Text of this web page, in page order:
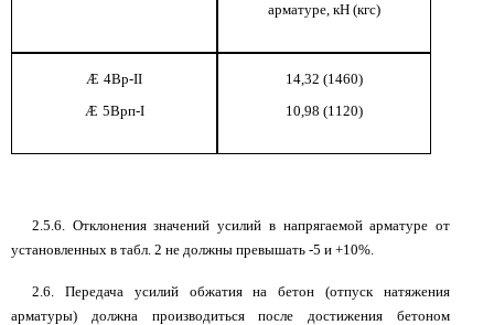
арматуре, кН (кгс)
Æ 4Вр-II
Æ 5Врп-I
14,32 (1460)
10,98 (1120)
2.5.6. Отклонения значений усилий в напрягаемой арматуре от
установленных в табл. 2 не должны превышать -5 и +10%.
2.6. Передача усилий обжатия на бетон (отпуск натяжения
арматуры) должна производиться после достижения бетоном